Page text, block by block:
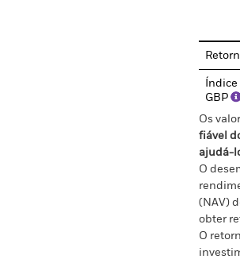
GBP
Os
fiável
ajudá-
O
(NAV)
obter
O